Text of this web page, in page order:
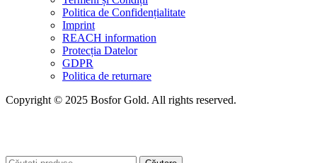
Politica de Confidențialitate
Imprint
REACH information
Protecția Datelor
GDPR
Politica de returnare
Copyright © 2025 Bosfor Gold. All rights reserved.